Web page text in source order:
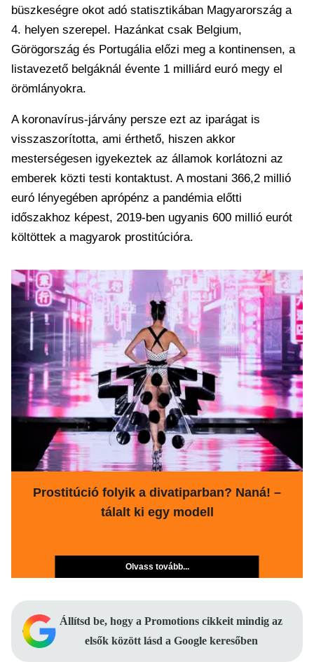
büszkeségre okot adó statisztikában Magyarország a
4. helyen szerepel. Hazánkat csak Belgium,
Görögország és Portugália előzi meg a kontinensen, a
listavezető belgáknál évente 1 milliárd euró megy el
örömlányokra.
A koronavírus-járvány persze ezt az iparágat is
visszaszorította, ami érthető, hiszen akkor
mesterségesen igyekeztek az államok korlátozni az
emberek közti testi kontaktust. A mostani 366,2 millió
euró lényegében aprópénz a pandémia előtti
időszakhoz képest, 2019-ben ugyanis 600 millió eurót
költöttek a magyarok prostitúcióra.
Prostitúció folyik a divatiparban? Naná! –
tálalt ki egy modell
Olvass tovább...
Állítsd be, hogy a Promotions cikkeit mindig az
elsők között lásd a Google keresőben